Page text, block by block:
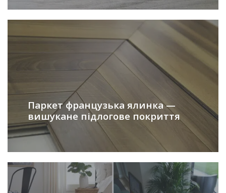
Паркет французька ялинка —
вишукане підлогове покриття